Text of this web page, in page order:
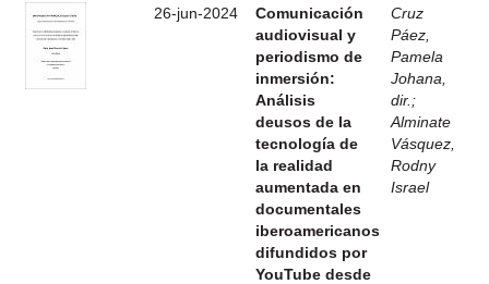
26-jun-2024
Comunicación
audiovisual y
periodismo de
inmersión:
Análisis
deusos de la
tecnología de
la realidad
aumentada en
documentales
iberoamericanos
difundidos por
YouTube desde
Cruz
Páez,
Pamela
Johana,
dir. ;
Alminate
Vásquez,
Rodny
Israel